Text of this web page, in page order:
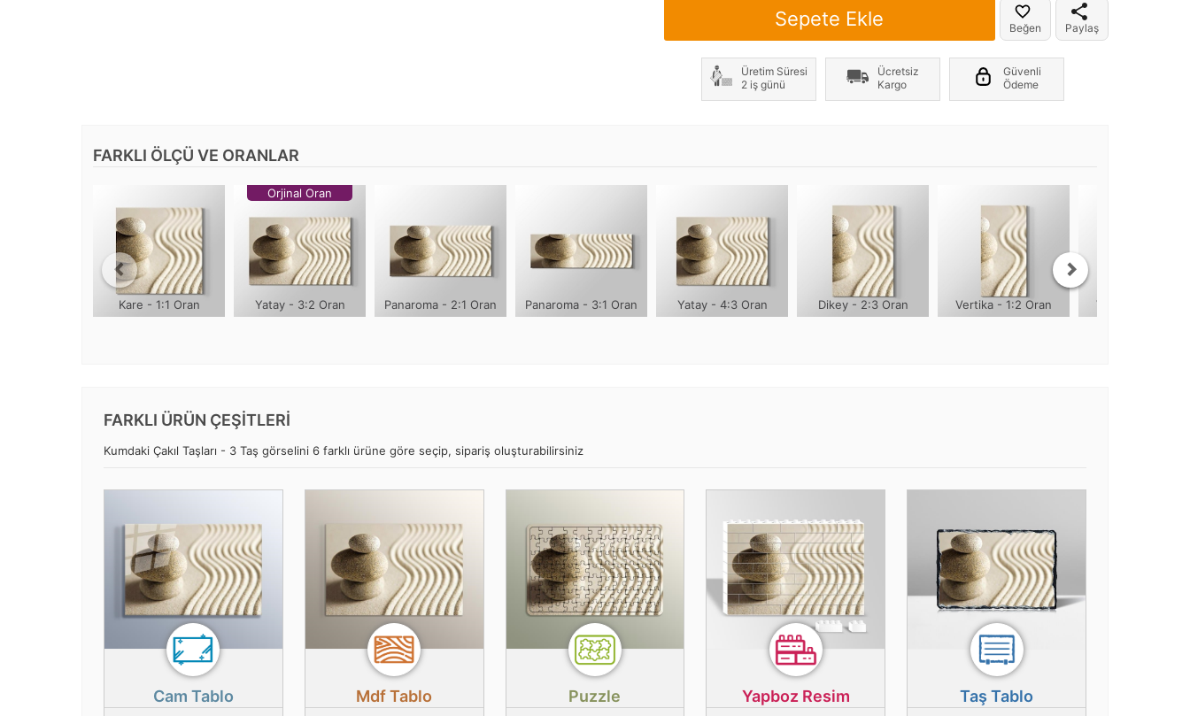
Sepete Ekle Beğen Paylaş
Üretim Süresi
2 iş günü
Ücretsiz
Kargo
Güvenli
Ödeme
FARKLI ÖLÇÜ VE ORANLAR
Kare - 1:1 Oran
Orjinal Oran
Yatay - 3:2 Oran Panaroma - 2:1 Oran Panaroma - 3:1 Oran Yatay - 4:3 Oran Dikey - 2:3 Oran Vertika - 1:2 Oran Vertika - 1:3
FARKLI ÜRÜN ÇEŞİTLERİ
Kumdaki Çakıl Taşları - 3 Taş görselini 6 farklı ürüne göre seçip, sipariş oluşturabilirsiniz
Cam Tablo Mdf Tablo Puzzle Yapboz Resim Taş Tablo